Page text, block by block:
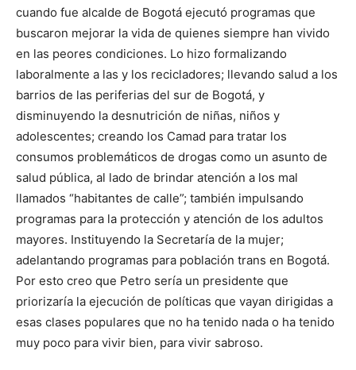
cuando fue alcalde de Bogotá ejecutó programas que
buscaron mejorar la vida de quienes siempre han vivido
en las peores condiciones. Lo hizo formalizando
laboralmente a las y los recicladores; llevando salud a los
barrios de las periferias del sur de Bogotá, y
disminuyendo la desnutrición de niñas, niños y
adolescentes; creando los Camad para tratar los
consumos problemáticos de drogas como un asunto de
salud pública, al lado de brindar atención a los mal
llamados “habitantes de calle”; también impulsando
programas para la protección y atención de los adultos
mayores. Instituyendo la Secretaría de la mujer;
adelantando programas para población trans en Bogotá.
Por esto creo que Petro sería un presidente que
priorizaría la ejecución de políticas que vayan dirigidas a
esas clases populares que no ha tenido nada o ha tenido
muy poco para vivir bien, para vivir sabroso.